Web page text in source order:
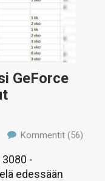
GeForce
Kommentit (56)
3080 -
edessään